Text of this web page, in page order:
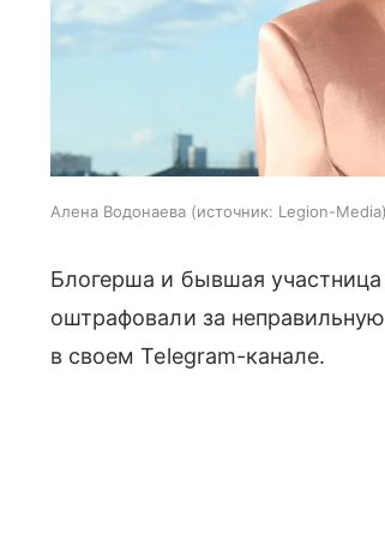
Алена Водонаева источник: Legion-Media
Блогерша и бывшая участница
оштрафовали за
в своем Telegram-канале.